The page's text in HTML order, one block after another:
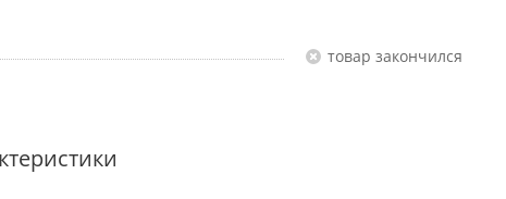
Товар закончился